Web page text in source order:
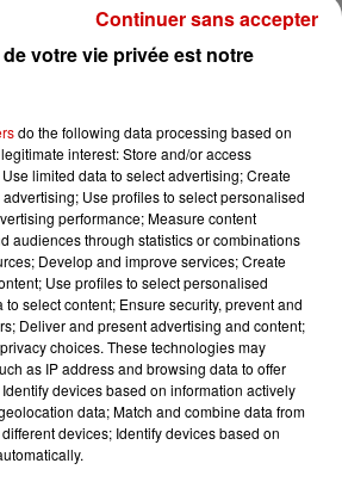
Voir plus
Massol, figure
de
féminin
votre vie privée est notre
do the following data processing based on
interest: Store and/or access
limited data to select advertising; Create
Use profiles to select personalised
performance; Measure content
audiences through statistics or combinations
Develop and improve services; Create
Use profiles to select personalised
select content; Ensure security, prevent and
Deliver and present advertising and content;
choices. These technologies may
as IP address and browsing data to offer
devices based on information actively
data; Match and combine data from
devices; Identify devices based on
Continuer sans accepter